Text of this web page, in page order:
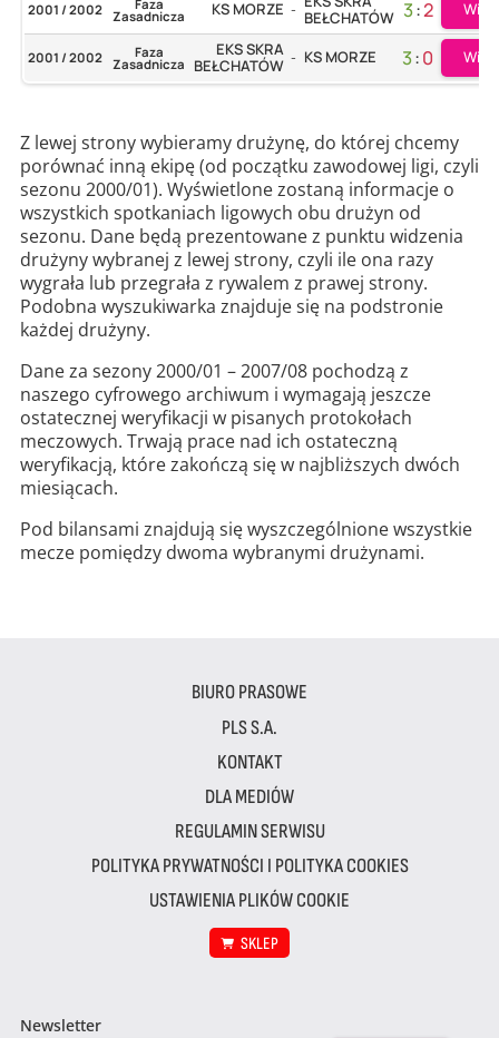
2001 / 2002 Faza
Zasadnicza KS MORZE - BEŁCHATÓW 3:2
2001 / 2002 Faza
Zasadnicza
EKS SKRA
BEŁCHATÓW - KS MORZE 3:0
Z lewej strony wybieramy drużynę, do której chcemy
porównać inną ekipę (od początku zawodowej ligi, czyli
sezonu 2000/01). Wyświetlone zostaną informacje o
wszystkich spotkaniach ligowych obu drużyn od
sezonu. Dane będą prezentowane z punktu widzenia
drużyny wybranej z lewej strony, czyli ile ona razy
wygrała lub przegrała z rywalem z prawej strony.
Podobna wyszukiwarka znajduje się na podstronie
każdej drużyny.
Dane za sezony 2000/01 – 2007/08 pochodzą z
naszego cyfrowego archiwum i wymagają jeszcze
ostatecznej weryfikacji w pisanych protokołach
meczowych. Trwają prace nad ich ostateczną
weryfikacją, które zakończą się w najbliższych dwóch
miesiącach.
Pod bilansami znajdują się wyszczególnione wszystkie
mecze pomiędzy dwoma wybranymi drużynami.
BIURO PRASOWE
PLS S.A.
KONTAKT
DLA MEDIÓW
REGULAMIN SERWISU
POLITYKA PRYWATNOŚCI I POLITYKA COOKIES
USTAWIENIA PLIKÓW COOKIE
SKLEP
Newsletter